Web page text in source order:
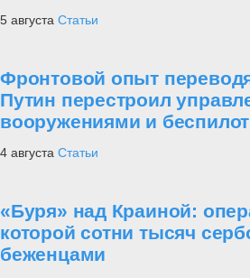
5 августа Статьи
Фронтовой опыт
Путин перестроил
вооружениями и
4 августа Статьи
«Буря» над Краиной:
которой сотни тысяч
беженцами